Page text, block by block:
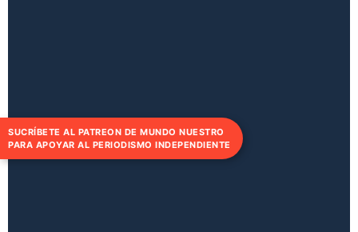
SUCRÍBETE AL PATREON DE MUNDO NUESTRO
PARA APOYAR AL PERIODISMO INDEPENDIENTE